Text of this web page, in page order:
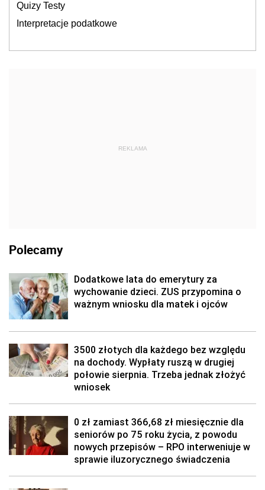
Quizy Testy
Interpretacje podatkowe
REKLAMA
Polecamy
Dodatkowe lata do emerytury za
wychowanie dzieci. ZUS przypomina o
ważnym wniosku dla matek i ojców
3500 złotych dla każdego bez względu
na dochody. Wypłaty ruszą w drugiej
połowie sierpnia. Trzeba jednak złożyć
wniosek
0 zł zamiast 366,68 zł miesięcznie dla
seniorów po 75 roku życia, z powodu
nowych przepisów – RPO interweniuje w
sprawie iluzorycznego świadczenia